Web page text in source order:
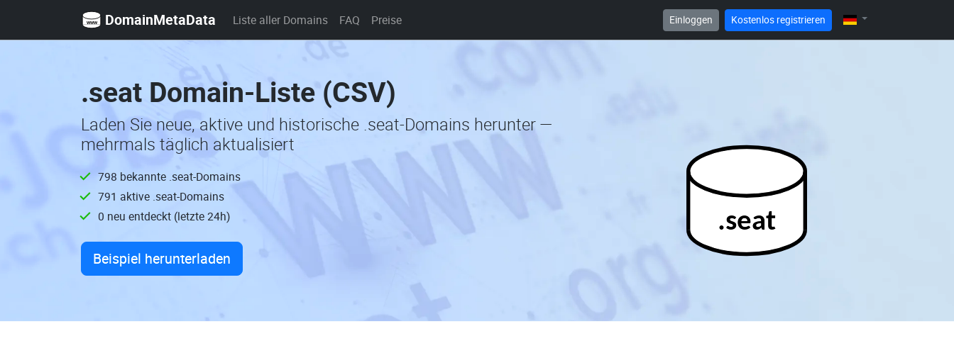
DomainMetaData Liste aller Domains FAQ Preise Einloggen Kostenlos registrieren
.seat Domain-Liste (CSV)
Laden Sie neue, aktive und historische .seat-Domains herunter —
mehrmals täglich aktualisiert
798 bekannte .seat-Domains
791 aktive .seat-Domains
0 neu entdeckt (letzte 24h)
Beispiel herunterladen
.seat